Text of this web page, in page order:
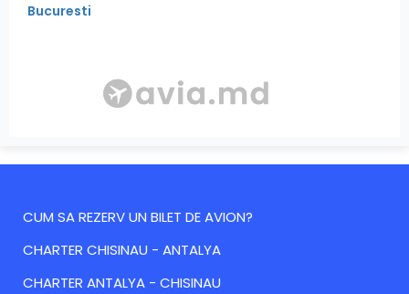
Bucuresti
CUM SA REZERV UN BILET DE AVION?
CHARTER CHISINAU - ANTALYA
CHARTER ANTALYA - CHISINAU